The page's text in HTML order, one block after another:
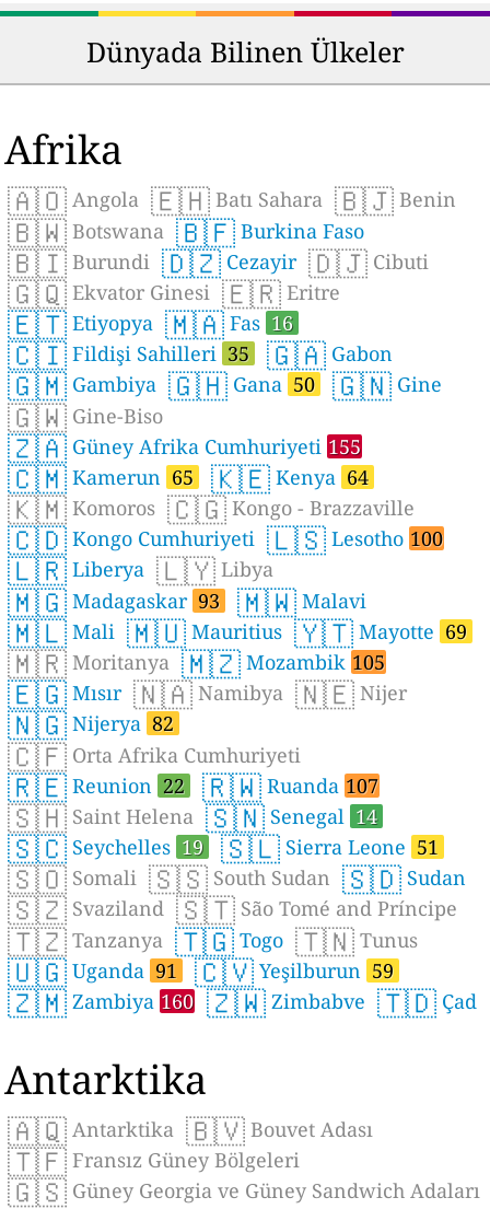
Dünyada Bilinen Ülkeler
Afrika
🇦🇴 Angola 🇪🇭 Batı Sahara 🇧🇯 Benin
🇧🇼 Botswana 🇧🇫 Burkina Faso
🇧🇮 Burundi 🇩🇿 Cezayir 🇩🇯 Cibuti
🇬🇶 Ekvator Ginesi 🇪🇷 Eritre
🇪🇹 Etiyopya 🇲🇦 Fas 16
🇨🇮 Fildişi Sahilleri 35 🇬🇦 Gabon
🇬🇲 Gambiya 🇬🇭 Gana 50 🇬🇳 Gine
🇬🇼 Gine-Biso
🇿🇦 Güney Afrika Cumhuriyeti 155
🇨🇲 Kamerun 65 🇰🇪 Kenya 64
🇰🇲 Komoros 🇨🇬 Kongo - Brazzaville
🇨🇩 Kongo Cumhuriyeti 🇱🇸 Lesotho 100
🇱🇷 Liberya 🇱🇾 Libya
🇲🇬 Madagaskar 93 🇲🇼 Malavi
🇲🇱 Mali 🇲🇺 Mauritius 🇾🇹 Mayotte 69
🇲🇷 Moritanya 🇲🇿 Mozambik 105
🇪🇬 Mısır 🇳🇦 Namibya 🇳🇪 Nijer
🇳🇬 Nijerya 82
🇨🇫 Orta Afrika Cumhuriyeti
🇷🇪 Reunion 22 🇷🇼 Ruanda 107
🇸🇭 Saint Helena 🇸🇳 Senegal 14
🇸🇨 Seychelles 19 🇸🇱 Sierra Leone 51
🇸🇴 Somali 🇸🇸 South Sudan 🇸🇩 Sudan
🇸🇿 Svaziland 🇸🇹 São Tomé and Príncipe
🇹🇿 Tanzanya 🇹🇬 Togo 🇹🇳 Tunus
🇺🇬 Uganda 91 🇨🇻 Yeşilburun 59
🇿🇲 Zambiya 160 🇿🇼 Zimbabve 🇹🇩 Çad
Antarktika
🇦🇶 Antarktika 🇧🇻 Bouvet Adası
🇹🇫 Fransız Güney Bölgeleri
🇬🇸 Güney Georgia ve Güney Sandwich Adaları